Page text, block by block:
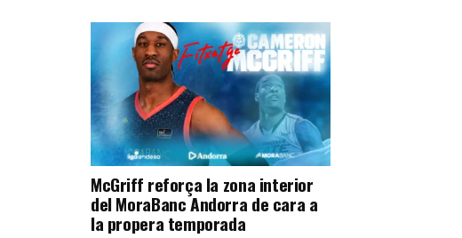
McGriff reforça la zona interior
del MoraBanc Andorra de cara a
la propera temporada